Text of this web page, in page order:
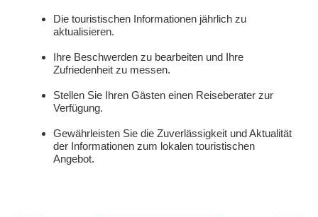
Die touristischen Informationen jährlich zu
aktualisieren.
Ihre Beschwerden zu bearbeiten und Ihre
Zufriedenheit zu messen.
Stellen Sie Ihren Gästen einen Reiseberater zur
Verfügung.
Gewährleisten Sie die Zuverlässigkeit und Aktualität
der Informationen zum lokalen touristischen
Angebot.